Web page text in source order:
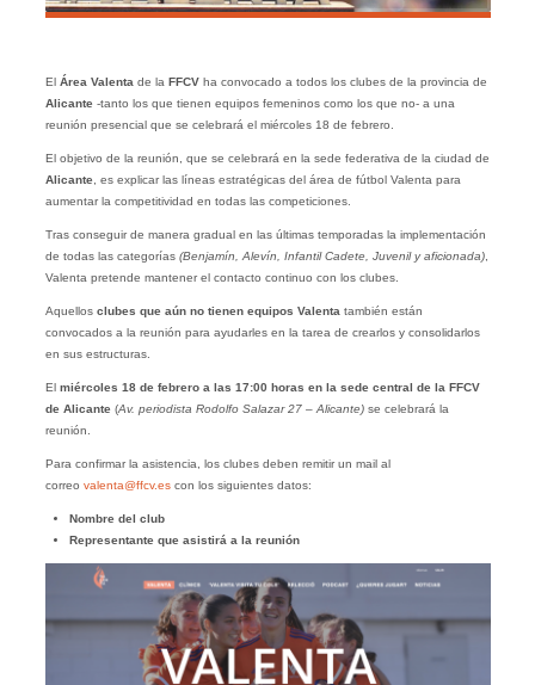
El Área Valenta de la FFCVha convocado a todos los clubes de la provincia de
Alicante-tanto los que tienen equipos femeninos como los que no- a una
reunión presencial que se celebrará el miércoles 18 de febrero.
El objetivo de la reunión, que se celebrará en la sede federativa de la ciudad de
Alicante, es explicar las líneas estratégicas del área de fútbol Valenta para
aumentar la competitividad en todas las competiciones.
Tras conseguir de manera gradual en las últimas temporadas la implementación
de todas las categorías (Benjamín, Alevín, Infantil Cadete, Juvenil y aficionada),
Valenta pretende mantener el contacto continuo con los clubes.
Aquellosclubes que aún no tienen equipos Valenta también están
convocados a la reunión para ayudarles en la tarea de crearlos y consolidarlos
en sus estructuras.
El miércoles 18 de febrero a las 17:00 horas en la sede central de la FFCV
de Alicante(Av. periodista Rodolfo Salazar 27 – Alicante)se celebrará la
reunión.
Para confirmar la asistencia, los clubes deben remitir un mail al
correo valenta@ffcv.escon los siguientes datos:
Nombre del club
Representante que asistirá a la reunión